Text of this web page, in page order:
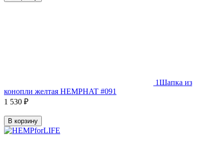
1Шапка из
конопли желтая HEMPHAT #091
1 530 ₽
В корзину